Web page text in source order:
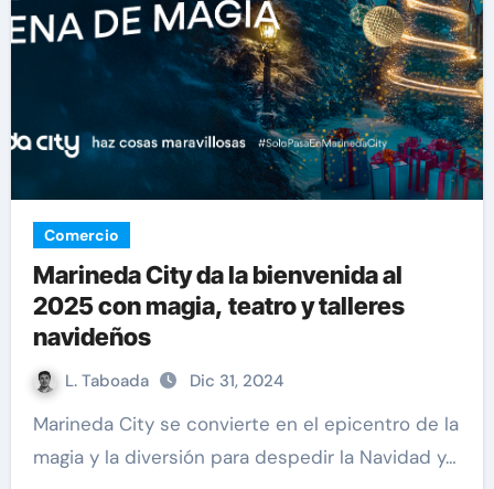
Comercio
Marineda City da la bienvenida al
2025 con magia, teatro y talleres
navideños
L. Taboada Dic 31, 2024
Marineda City se convierte en el epicentro de la
magia y la diversión para despedir la Navidad y…